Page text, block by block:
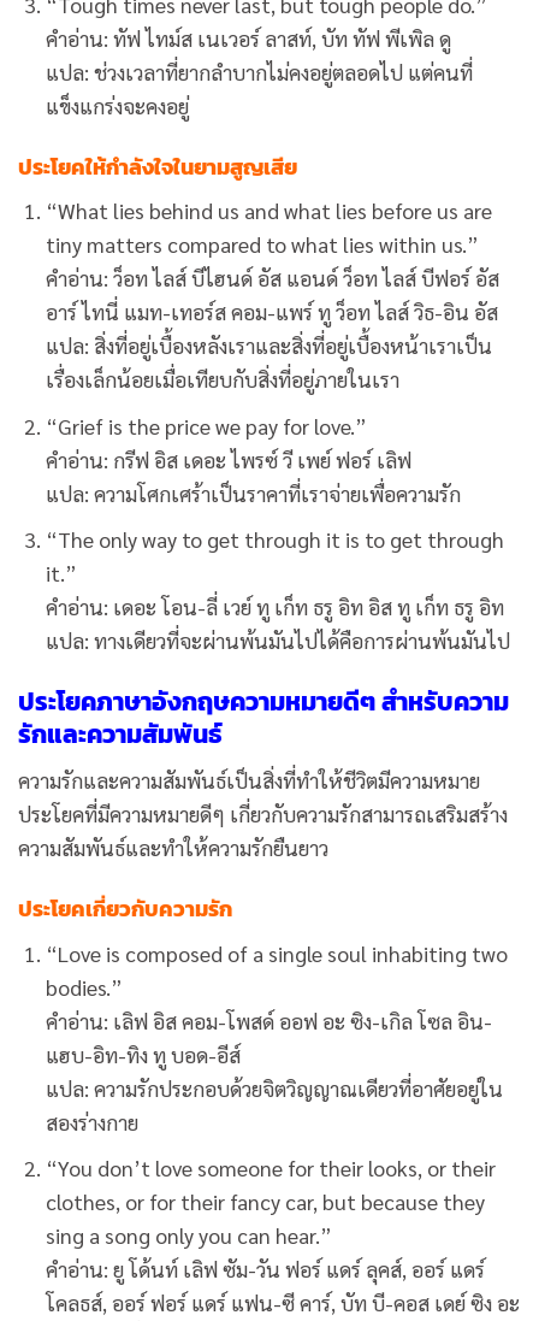
คำอ่าน: ทัฟ ไทม์ส เนเวอร์ ลาสท์, บัท ทัฟ พีเพิล ดู
แปล: ช่วงเวลาที่ยากลำบากไม่คงอยู่ตลอดไป แต่คนที่
แข็งแกร่งจะคงอยู่
ประโยคให้กำลังใจในยามสูญเสีย
“What lies behind us and what lies before us are
tiny matters compared to what lies within us.”
คำอ่าน: ว็อท ไลส์ บีไฮนด์ อัส แอนด์ ว็อท ไลส์ บีฟอร์ อัส
อาร์ ไทนี่ แมท-เทอร์ส คอม-แพร์ ทู ว็อท ไลส์ วิธ-อิน อัส
แปล: สิ่งที่อยู่เบื้องหลังเราและสิ่งที่อยู่เบื้องหน้าเราเป็น
เรื่องเล็กน้อยเมื่อเทียบกับสิ่งที่อยู่ภายในเรา
“Grief is the price we pay for love.”
คำอ่าน: กรีฟ อิส เดอะ ไพรซ์ วี เพย์ ฟอร์ เลิฟ
แปล: ความโศกเศร้าเป็นราคาที่เราจ่ายเพื่อความรัก
“The only way to get through it is to get through
it.”
คำอ่าน: เดอะ โอน-ลี่ เวย์ ทู เก็ท ธรู อิท อิส ทู เก็ท ธรู อิท
แปล: ทางเดียวที่จะผ่านพ้นมันไปได้คือการผ่านพ้นมันไป
ประโยคภาษาอังกฤษความหมายดีๆ สำหรับความ
รักและความสัมพันธ์
ความรักและความสัมพันธ์เป็นสิ่งที่ทำให้ชีวิตมีความหมาย
ประโยคที่มีความหมายดีๆ เกี่ยวกับความรักสามารถเสริมสร้าง
ความสัมพันธ์และทำให้ความรักยืนยาว
ประโยคเกี่ยวกับความรัก
“Love is composed of a single soul inhabiting two
bodies.”
คำอ่าน: เลิฟ อิส คอม-โพสด์ ออฟ อะ ซิง-เกิล โซล อิน-
แฮบ-อิท-ทิง ทู บอด-อีส์
แปล: ความรักประกอบด้วยจิตวิญญาณเดียวที่อาศัยอยู่ใน
สองร่างกาย
“You don’t love someone for their looks, or their
clothes, or for their fancy car, but because they
sing a song only you can hear.”
คำอ่าน: ยู โด้นท์ เลิฟ ซัม-วัน ฟอร์ แดร์ ลุคส์, ออร์ แดร์
โคลธส์, ออร์ ฟอร์ แดร์ แฟน-ซี คาร์, บัท บี-คอส เดย์ ซิง อะ